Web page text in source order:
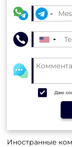
▼
Даю
Иностранные